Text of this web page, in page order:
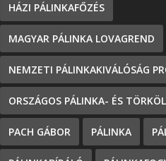
HÁZI PÁLINKAFŐZÉS
MAGYAR PÁLINKA LOVAGREND
NEMZETI PÁLINKAKIVÁLÓSÁG
ORSZÁGOS PÁLINKA- ÉS
PACH GÁBOR PÁLINKA